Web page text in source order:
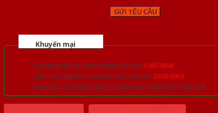
Khuyến mại
Quà tặng đồ nội thất trang trí lên đến 1.000.000đ
Giảm trực tiếp khi mua đơn hàng lớn hơn 3.000.000đ
Nhiều ưu đãi lớn khi đăng ký tài khoản thành viên thân thiết